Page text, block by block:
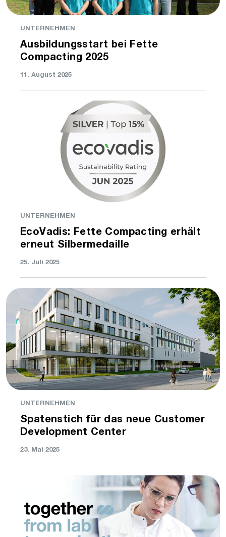
UNTERNEHMEN
Ausbildungsstart bei Fette
Compacting 2025
11. August 2025
UNTERNEHMEN
EcoVadis: Fette Compacting erhält
erneut Silbermedaille
25. Juli 2025
UNTERNEHMEN
Spatenstich für das neue Customer
Development Center
23. Mai 2025